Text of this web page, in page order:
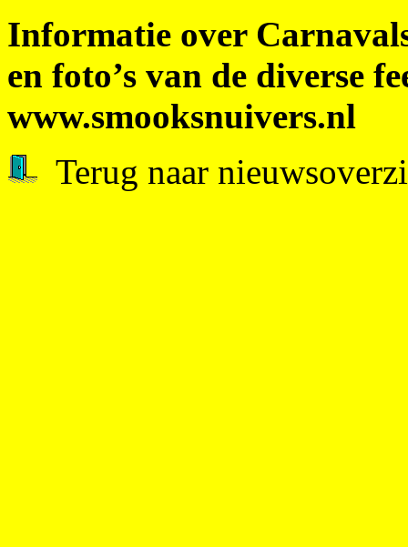
Informatie over
en foto’s van de diverse
www.smooksnuivers.nl
Terug naar